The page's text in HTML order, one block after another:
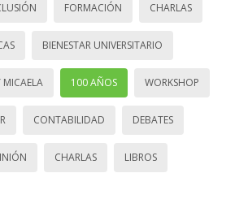
FORMACIÓN CHARLAS
BIENESTAR UNIVERSITARIO
MICAELA 100 AÑOS WORKSHOP
CONTABILIDAD DEBATES
CHARLAS LIBROS